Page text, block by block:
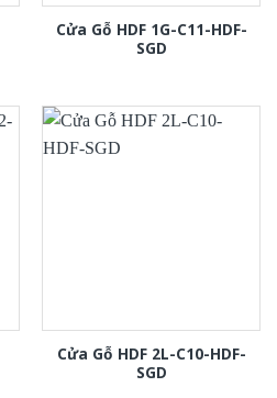
Cửa Gỗ HDF 1G-C11-HDF-
SGD
Cửa Gỗ HDF 2L-C10-HDF-
SGD